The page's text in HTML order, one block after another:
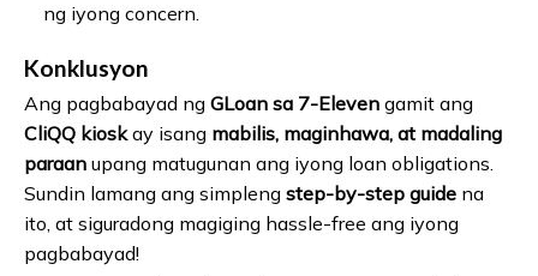
ng iyong concern.
Konklusyon
Ang pagbabayad ng GLoan sa 7-Eleven gamit ang
CliQQ kioskay isang mabilis, maginhawa, at madaling
paraan upang matugunan ang iyong loan obligations.
Sundin lamang ang simpleng step-by-step guide na
ito, at siguradong magiging hassle-free ang iyong
pagbabayad!